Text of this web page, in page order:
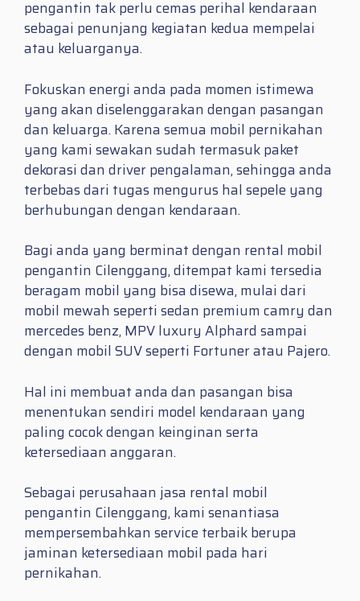
pengantin tak perlu cemas perihal kendaraan
sebagai penunjang kegiatan kedua mempelai
atau keluarganya.
Fokuskan energi anda pada momen istimewa
yang akan diselenggarakan dengan pasangan
dan keluarga. Karena semua mobil pernikahan
yang kami sewakan sudah termasuk paket
dekorasi dan driver pengalaman, sehingga anda
terbebas dari tugas mengurus hal sepele yang
berhubungan dengan kendaraan.
Bagi anda yang berminat dengan rental mobil
pengantin Cilenggang, ditempat kami tersedia
beragam mobil yang bisa disewa, mulai dari
mobil mewah seperti sedan premium camry dan
mercedes benz, MPV luxury Alphard sampai
dengan mobil SUV seperti Fortuner atau Pajero.
Hal ini membuat anda dan pasangan bisa
menentukan sendiri model kendaraan yang
paling cocok dengan keinginan serta
ketersediaan anggaran.
Sebagai perusahaan jasa rental mobil
pengantin Cilenggang, kami senantiasa
mempersembahkan service terbaik berupa
jaminan ketersediaan mobil pada hari
pernikahan.